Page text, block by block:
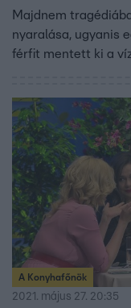
Majdnem
nyaralása, ugyanis
férfit mentett ki a
A Konyhafőnök
2021. május 27. 20:35